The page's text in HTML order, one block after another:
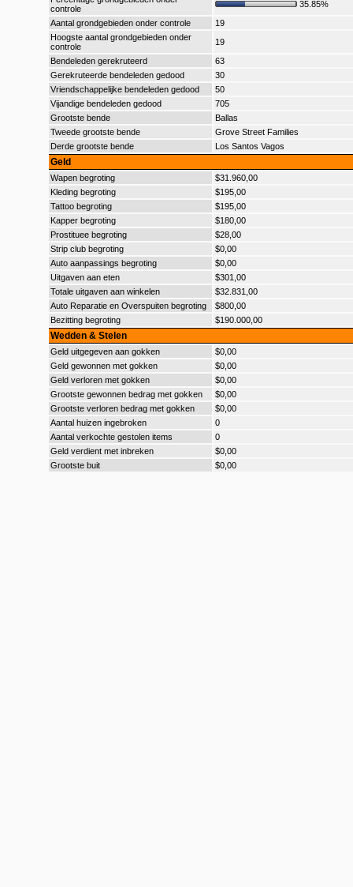
controle
35.85%
Aantal grondgebieden onder controle
19
Hoogste aantal grondgebieden onder
controle
19
Bendeleden gerekruteerd
63
Gerekruteerde bendeleden gedood
30
Vriendschappelijke bendeleden gedood
50
Vijandige bendeleden gedood
705
Grootste bende
Ballas
Tweede grootste bende
Grove Street Families
Derde grootste bende
Los Santos Vagos
Geld
Wapen begroting
$31.960,00
Kleding begroting
$195,00
Tattoo begroting
$195,00
Kapper begroting
$180,00
Prostituee begroting
$28,00
Strip club begroting
$0,00
Auto aanpassings begroting
$0,00
Uitgaven aan eten
$301,00
Totale uitgaven aan winkelen
$32.831,00
Auto Reparatie en Overspuiten begroting
$800,00
Bezitting begroting
$190.000,00
Wedden & Stelen
Geld uitgegeven aan gokken
$0,00
Geld gewonnen met gokken
$0,00
Geld verloren met gokken
$0,00
Grootste gewonnen bedrag met gokken
$0,00
Grootste verloren bedrag met gokken
$0,00
Aantal huizen ingebroken
0
Aantal verkochte gestolen items
0
Geld verdient met inbreken
$0,00
Grootste buit
$0,00